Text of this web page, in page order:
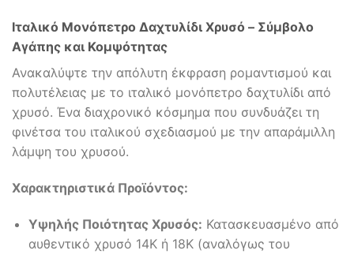
Ιταλικό Μονόπετρο Δαχτυλίδι Χρυσό – Σύμβολο
Αγάπης και Κομψότητας
Ανακαλύψτε την απόλυτη έκφραση ρομαντισμού και
πολυτέλειας με το ιταλικό μονόπετρο δαχτυλίδι από
χρυσό. Ένα διαχρονικό κόσμημα που συνδυάζει τη
φινέτσα του ιταλικού σχεδιασμού με την απαράμιλλη
λάμψη του χρυσού.
Χαρακτηριστικά Προϊόντος:
Υψηλής Ποιότητας Χρυσός: Κατασκευασμένο από
αυθεντικό χρυσό 14Κ ή 18Κ (αναλόγως του